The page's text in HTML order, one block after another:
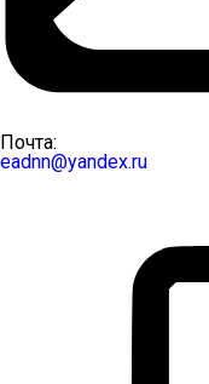
Почта:
eadnn@yandex.ru